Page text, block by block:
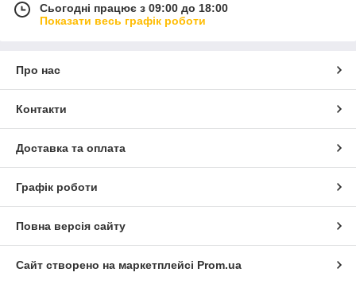
Сьогодні працює з 09:00 до 18:00
Показати весь графік роботи
Про нас
Контакти
Доставка та оплата
Графік роботи
Повна версія сайту
Сайт створено на маркетплейсі Prom.ua